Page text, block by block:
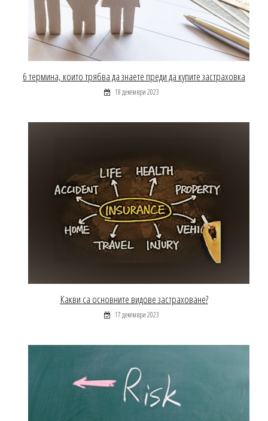
6 термина, които трябва да знаете преди да купите застраховка
18 декември 2023
Какви са основните видове застраховане?
17 декември 2023